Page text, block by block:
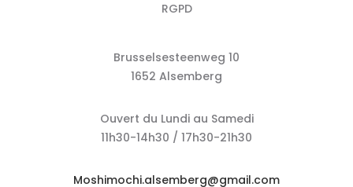
RGPD
Brusselsesteenweg 10
1652 Alsemberg
Ouvert du Lundi au Samedi
11h30-14h30 / 17h30-21h30
Moshimochi.alsemberg@gmail.com